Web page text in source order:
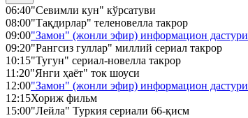
06:40"Севимли кун" кўрсатуви
08:00"Тақдирлар" теленовелла такрор
09:00"Замон" (жонли эфир) информацион дастури
09:20"Рангсиз гуллар" миллий сериал такрор
10:15"Тугун" сериал-новелла такрор
11:20"Янги ҳаёт" ток шоуси
12:00"Замон" (жонли эфир) информацион дастури
12:15Хориж фильм
15:00"Лейла" Туркия сериали 66-қисм